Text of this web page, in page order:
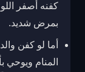
كفنه أصفر
بمرض شديد.
أما لو كفن
المنام ويوحي